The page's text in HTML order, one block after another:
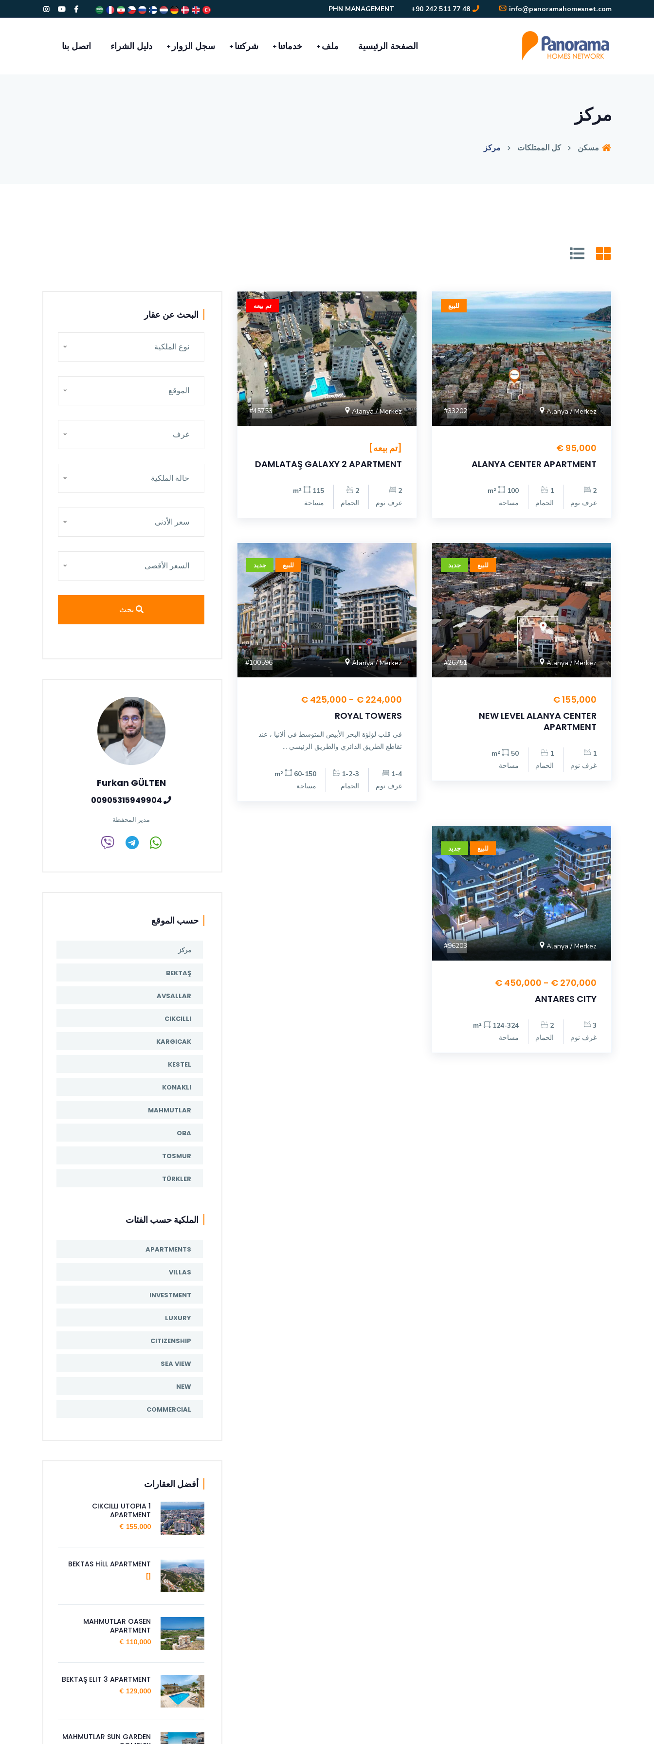
info@panoramahomesnet.com
48 77 511 242 90+
PHN MANAGEMENT
الصفحة الرئيسية ملف خدماتنا شركتنا سجل الزوار دليل الشراء اتصل بنا
مركز
مسكن كل الممتلكات مركز
للبيع
Alanya / Merkez
#33202
95,000 €
ALANYA CENTER APARTMENT
2
غرف نوم
1
الحمام
100 m²
مساحة
تم بيعه
Alanya / Merkez
#45753
[تم بيعه]
DAMLATAŞ GALAXY 2 APARTMENT
2
غرف نوم
2
الحمام
115 m²
مساحة
للبيع جديد
Alanya / Merkez
#26751
155,000 €
NEW LEVEL ALANYA CENTER
APARTMENT
1
غرف نوم
1
الحمام
50 m²
مساحة
للبيع جديد
Alanya / Merkez
#100596
224,000 € - 425,000 €
ROYAL TOWERS
في قلب لؤلؤة البحر الأبيض المتوسط ​​في ألانيا ، عند
تقاطع الطريق الدائري والطريق الرئيسي ...
1-4
غرف نوم
1-2-3
الحمام
60-150 m²
مساحة
للبيع جديد
Alanya / Merkez
#96203
270,000 € - 450,000 €
ANTARES CITY
3
غرف نوم
2
الحمام
124-324 m²
مساحة
البحث عن عقار
نوع الملكية
الموقع
غرف
حالة الملكية
سعر الأدنى
السعر الأقصى
بحث
Furkan GÜLTEN
مدير المحفظة
حسب الموقع
مركز
BEKTAŞ
AVSALLAR
CIKCILLI
KARGICAK
KESTEL
KONAKLI
MAHMUTLAR
OBA
TOSMUR
TÜRKLER
الملكية حسب الفئات
APARTMENTS
VILLAS
INVESTMENT
LUXURY
CITIZENSHIP
SEA VIEW
NEW
COMMERCIAL
أفضل العقارات
CIKCILLI UTOPIA 1
APARTMENT
155,000 €
BEKTAS HİLL APARTMENT
[]
MAHMUTLAR OASEN
APARTMENT
110,000 €
BEKTAŞ ELIT 3 APARTMENT
129,000 €
MAHMUTLAR SUN GARDEN